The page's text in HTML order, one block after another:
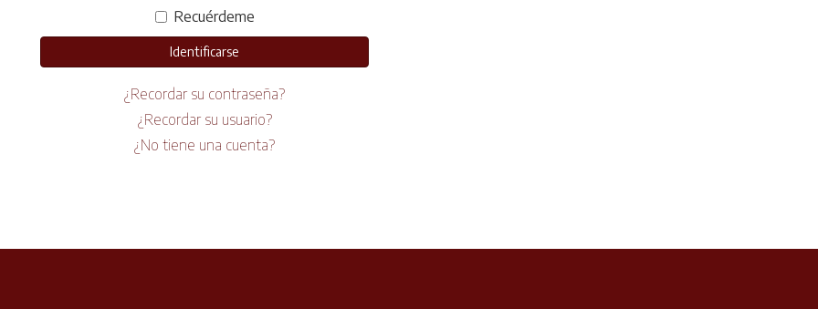
Recuérdeme
Identificarse
¿Recordar su contraseña?
¿Recordar su usuario?
¿No tiene una cuenta?